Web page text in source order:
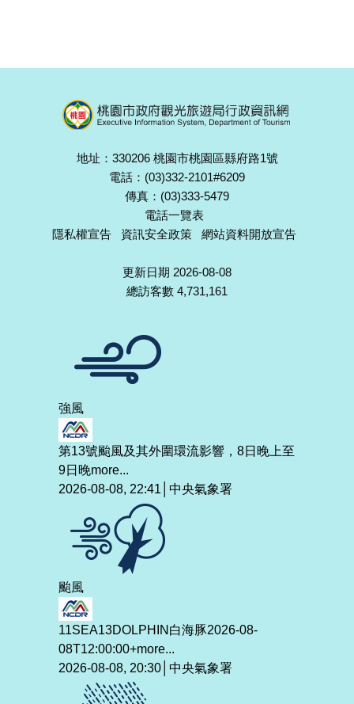
地址：330206 桃園市桃園區縣府路1號
電話：(03)332-2101#6209
傳真：(03)333-5479
電話一覽表
隱私權宣告
資訊安全政策 網站資料開放宣告
更新日期 2026-08-08
總訪客數 4,731,161
強風
第13號颱風及其外圍環流影響，8日晚上至
9日晚more...
2026-08-08, 22:41│中央氣象署
颱風
11SEA13DOLPHIN白海豚2026-08-
08T12:00:00+more...
2026-08-08, 20:30│中央氣象署